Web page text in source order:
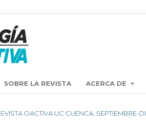
SOBRE LA REVISTA ACERCA DE
OACTIVA UC CUENCA, SEPTIEMBRE-